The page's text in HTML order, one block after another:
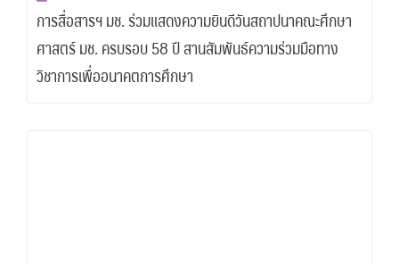
การสื่อสารฯ มช. ร่วมแสดงความยินดีวันสถาปนาคณะศึกษา
ศาสตร์ มช. ครบรอบ 58 ปี สานสัมพันธ์ความร่วมมือทาง
วิชาการเพื่ออนาคตการศึกษา